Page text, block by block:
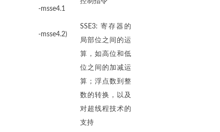
-msse4.1
-msse4.2)
SSE3: 寄存器的
局部位之间的运
算，如高位和低
位之间的加减运
算；浮点数到整
数的转换，以及
对超线程技术的
支持